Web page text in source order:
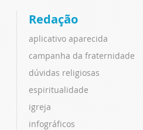
Redação
aplicativo aparecida
campanha da fraternidade
dúvidas religiosas
espiritualidade
igreja
infográficos